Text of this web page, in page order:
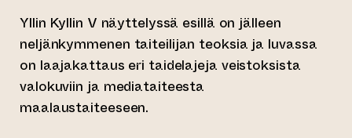
Yllin Kyllin V näyttelyssä esillä on jälleen
neljänkymmenen taiteilijan teoksia ja luvassa
on laajakattaus eri taidelajeja veistoksista
valokuviin ja mediataiteesta
maalaustaiteeseen.